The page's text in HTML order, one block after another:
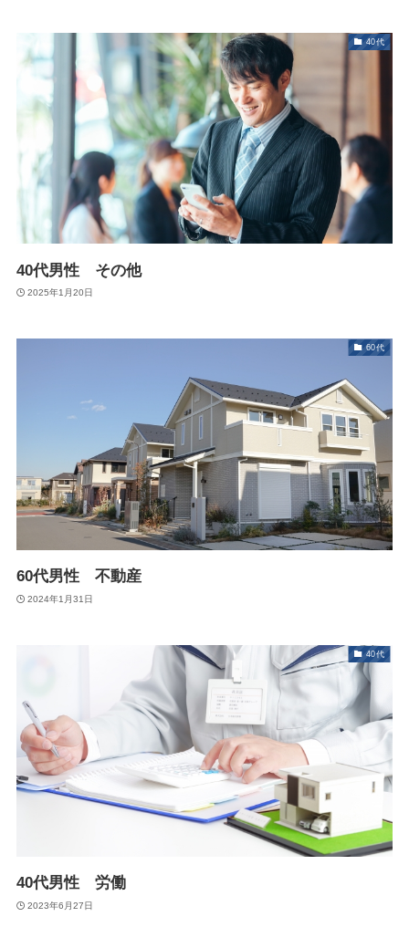
40代
40代男性 その他
2025年1月20日
60代
60代男性 不動産
2024年1月31日
40代
40代男性 労働
2023年6月27日